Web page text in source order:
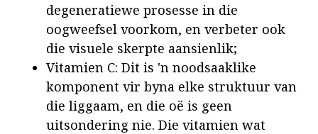
degeneratiewe prosesse in die
oogweefsel voorkom, en verbeter ook
die visuele skerpte aansienlik;
Vitamien C: Dit is 'n noodsaaklike
komponent vir byna elke struktuur van
die liggaam, en die oë is geen
uitsondering nie. Die vitamien wat